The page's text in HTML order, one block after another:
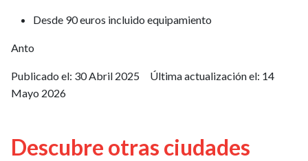
Desde 90 euros incluido equipamiento
Anto
Publicado el: 30 Abril 2025 Última actualización el: 14
Mayo 2026
Descubre otras ciudades